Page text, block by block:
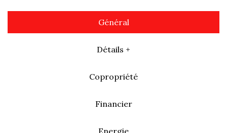
Général
Détails +
Copropriété
Financier
Energie